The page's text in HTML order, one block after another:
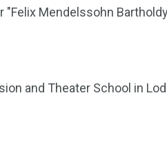
Mendelssohn
and Theater School in